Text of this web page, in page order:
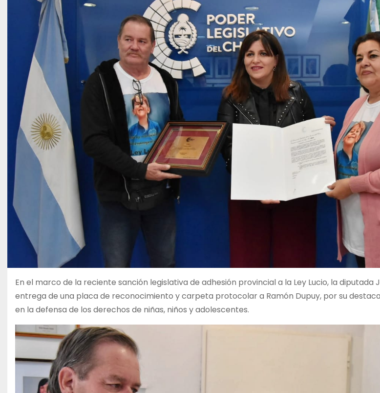
En el marco de la reciente sanción legislativa de adhesión provincial a la Ley Lucio, la diputada
entrega de una placa de reconocimiento y carpeta protocolar a Ramón Dupuy, por su
en la defensa de los derechos de niñas, niños y adolescentes.